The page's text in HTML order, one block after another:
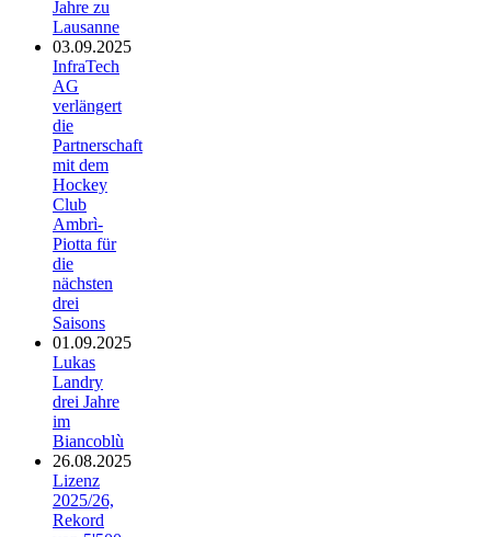
Jahre zu
Lausanne
03.09.2025
InfraTech
AG
verlängert
die
Partnerschaft
mit dem
Hockey
Club
Ambrì-
Piotta für
die
nächsten
drei
Saisons
01.09.2025
Lukas
Landry
drei Jahre
im
Biancoblù
26.08.2025
Lizenz
2025/26,
Rekord